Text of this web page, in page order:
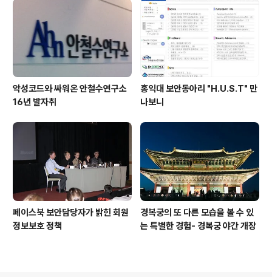
악성코드와 싸워온 안철수연구소
16년 발자취
홍익대 보안동아리 "H.U.S.T" 만
나보니
페이스북 보안담당자가 밝힌 회원
정보보호 정책
경복궁의 또 다른 모습을 볼 수 있
는 특별한 경험- 경복궁 야간 개장